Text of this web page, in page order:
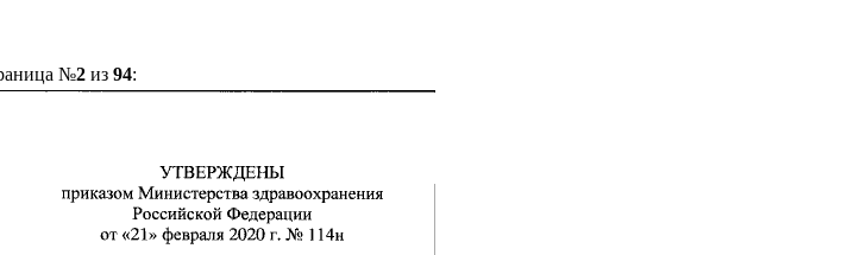
№2из 94: